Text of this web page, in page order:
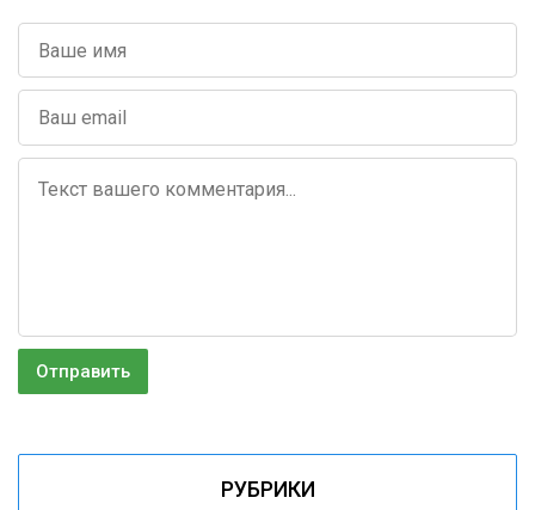
РУБРИКИ